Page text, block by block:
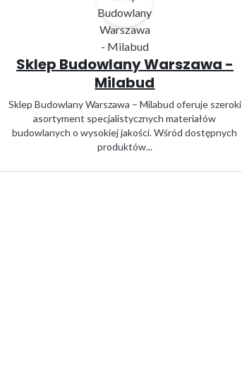
Sklep Budowlany Warszawa -
Milabud
Sklep Budowlany Warszawa – Milabud oferuje szeroki
asortyment specjalistycznych materiałów
budowlanych o wysokiej jakości. Wśród dostępnych
produktów...